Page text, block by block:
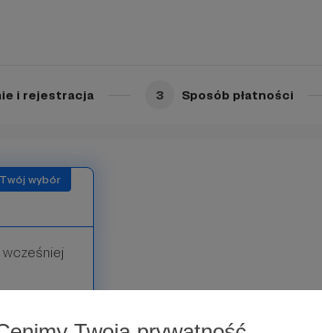
i rejestracja 3 Sposób płatności
Ciebie